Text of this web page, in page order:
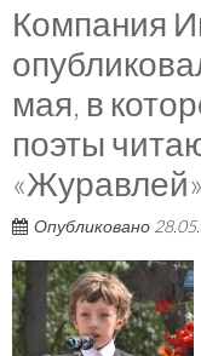
Компания
мая, в
поэты
«Журавлей»
Опубликовано